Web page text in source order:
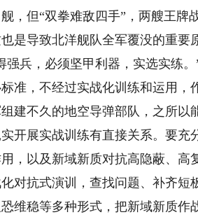
舰，但“双拳难敌四手”，两艘王
是导致北洋舰队全军覆没的重要
兵，必须坚甲利器，实选实练。
准，不经过实战化训练和运用，
建不久的地空导弹部队，之所
开展实战训练有直接关系。要
，以及新域新质对抗高隐蔽、高
对抗式演训，查找问题、补齐
维稳等多种形式，把新域新质